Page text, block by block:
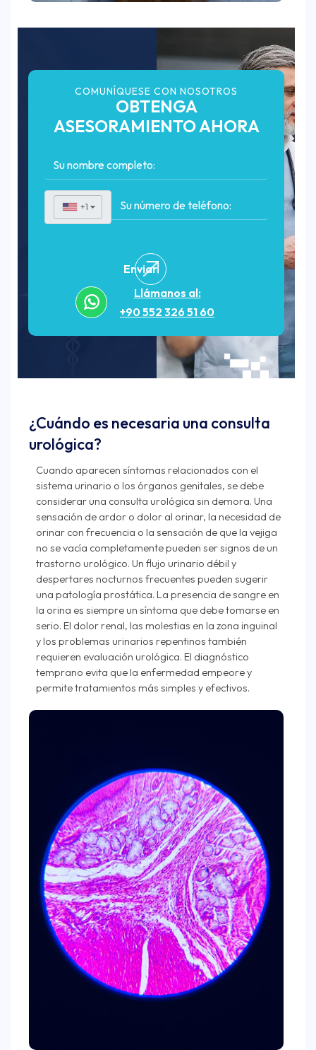
COMUNÍQUESE CON NOSOTROS
OBTENGA
ASESORAMIENTO AHORA
+1 ▼
Enviar
Llámanos al:
+90 552 326 51 60
¿Cuándo es necesaria una consulta
urológica?
Cuando aparecen síntomas relacionados con el
sistema urinario o los órganos genitales, se debe
considerar una consulta urológica sin demora. Una
sensación de ardor o dolor al orinar, la necesidad de
orinar con frecuencia o la sensación de que la vejiga
no se vacía completamente pueden ser signos de un
trastorno urológico. Un flujo urinario débil y
despertares nocturnos frecuentes pueden sugerir
una patología prostática. La presencia de sangre en
la orina es siempre un síntoma que debe tomarse en
serio. El dolor renal, las molestias en la zona inguinal
y los problemas urinarios repentinos también
requieren evaluación urológica. El diagnóstico
temprano evita que la enfermedad empeore y
permite tratamientos más simples y efectivos.